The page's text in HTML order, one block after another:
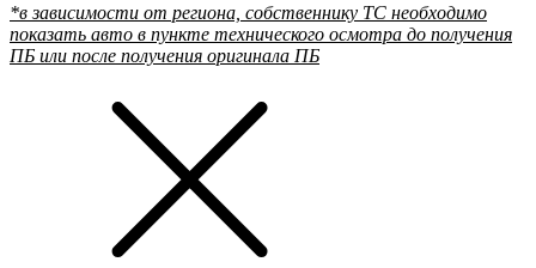
*в зависимости от региона, собственнику ТС необходимо
показать авто в пункте технического осмотра до получения
ПБ или после получения оригинала ПБ